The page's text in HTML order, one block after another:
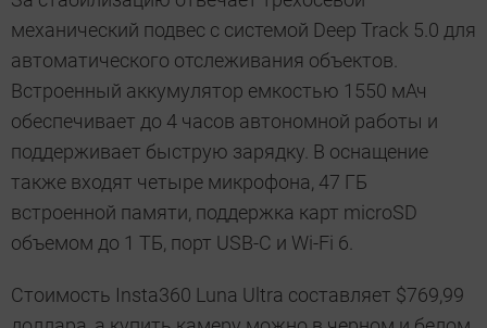
механический подвес с системой Deep Track 5.0 для
автоматического отслеживания объектов.
Встроенный аккумулятор емкостью 1550 мАч
обеспечивает до 4 часов автономной работы и
поддерживает быструю зарядку. В оснащение
также входят четыре микрофона, 47 ГБ
встроенной памяти, поддержка карт microSD
объемом до 1 ТБ, порт USB-C и Wi-Fi 6.
Стоимость Insta360 Luna Ultra составляет $769,99